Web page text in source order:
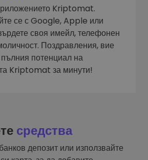
Kriptomat.
се с Google, Apple или
своя имейл, телефонен
Поздравления, вие
потенциал на
Kriptomat за минути!
средства
депозит или използвайте